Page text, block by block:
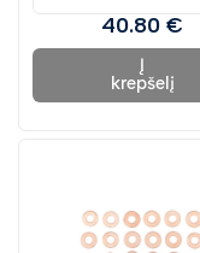
40.80 €
Į
krepšelį